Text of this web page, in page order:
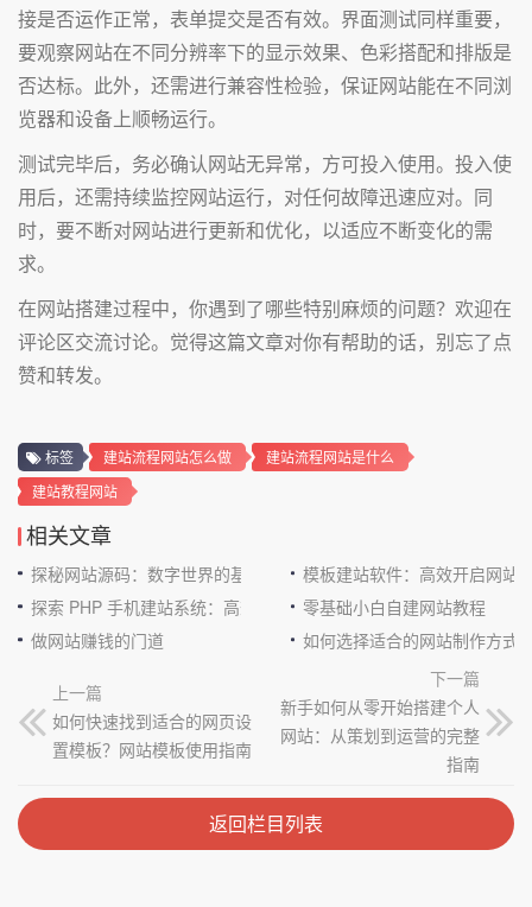
接是否运作正常，表单提交是否有效。界面测试同样重要，
要观察网站在不同分辨率下的显示效果、色彩搭配和排版是
否达标。此外，还需进行兼容性检验，保证网站能在不同浏
览器和设备上顺畅运行。
测试完毕后，务必确认网站无异常，方可投入使用。投入使
用后，还需持续监控网站运行，对任何故障迅速应对。同
时，要不断对网站进行更新和优化，以适应不断变化的需
求。
在网站搭建过程中，你遇到了哪些特别麻烦的问题？欢迎在
评论区交流讨论。觉得这篇文章对你有帮助的话，别忘了点
赞和转发。
标签 建站流程网站怎么做
建站流程网站是什么
建站教程网站
相关文章
探秘网站源码：数字世界的基石
模板建站软件：高效开启网站
探索 PHP 手机建站系统：高效与便捷的完美结合零基础小白自建网站教程
做网站赚钱的门道
如何选择适合的网站制作方式
上一篇
如何快速找到适合的网页设
置模板？网站模板使用指南
下一篇
新手如何从零开始搭建个人
网站：从策划到运营的完整
指南
返回栏目列表